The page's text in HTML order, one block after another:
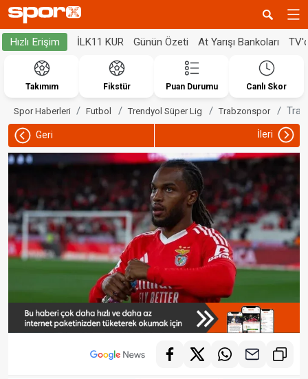
Hızlı Erişim İLK11 KUR Günün Özeti At Yarışı Bankoları
Takımım Fikstür Puan Durumu Canlı Skor
Spor Haberleri Futbol Trendyol Süper Lig Trabzonspor
Geri İleri